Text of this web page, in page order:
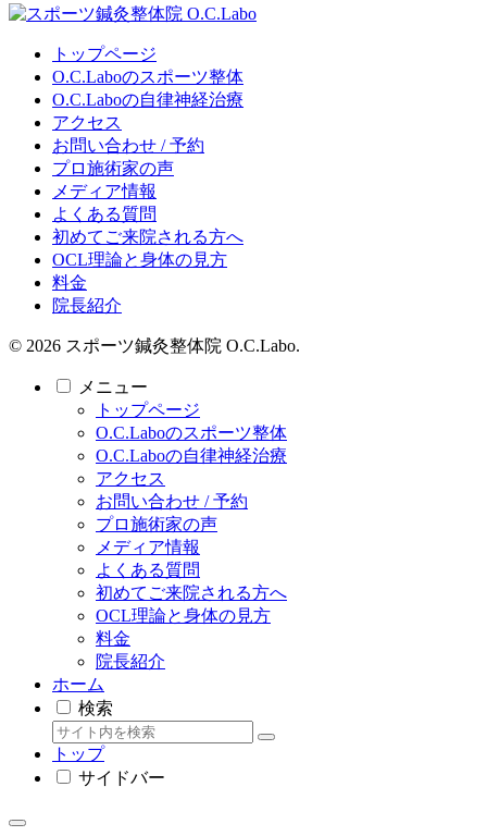
トップページ
O.C.Laboのスポーツ整体
O.C.Laboの自律神経治療
アクセス
お問い合わせ / 予約
プロ施術家の声
メディア情報
よくある質問
初めてご来院される方へ
OCL理論と身体の見方
料金
院長紹介
© 2026 スポーツ鍼灸整体院 O.C.Labo.
メニュー
トップページ
O.C.Laboのスポーツ整体
O.C.Laboの自律神経治療
アクセス
お問い合わせ / 予約
プロ施術家の声
メディア情報
よくある質問
初めてご来院される方へ
OCL理論と身体の見方
料金
院長紹介
ホーム
検索
トップ
サイドバー